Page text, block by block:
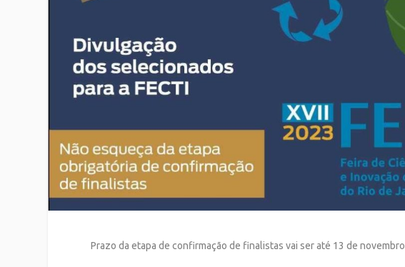
Prazo da etapa de confirmação de finalistas vai ser até 13 de novembro